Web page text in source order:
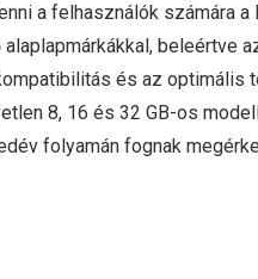
a felhasználók számára a
beleértve
és az
8, 16 és 32 GB-os
folyamán fognak